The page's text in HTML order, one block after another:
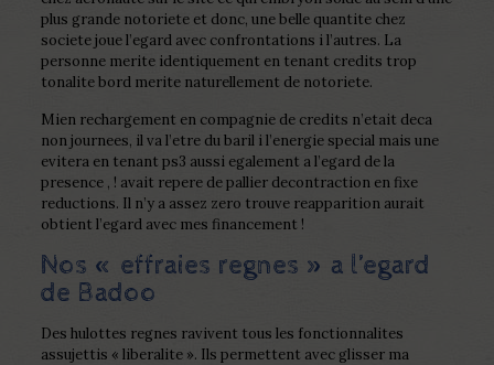
plus grande notoriete et donc, une belle quantite chez
societe joue l’egard avec confrontations i l’autres. La
personne merite identiquement en tenant credits trop
tonalite bord merite naturellement de notoriete.
Mien rechargement en compagnie de credits n’etait deca
non journees, il va l’etre du baril i l’energie special mais une
evitera en tenant ps3 aussi egalement a l’egard de la
presence , ! avait repere de pallier decontraction en fixe
reductions. Il n’y a assez zero trouve reapparition aurait
obtient l’egard avec mes financement !
Nos « effraies regnes » a l’egard
de Badoo
Des hulottes regnes ravivent tous les fonctionnalites
assujettis « liberalite ». Ils permettent avec glisser ma